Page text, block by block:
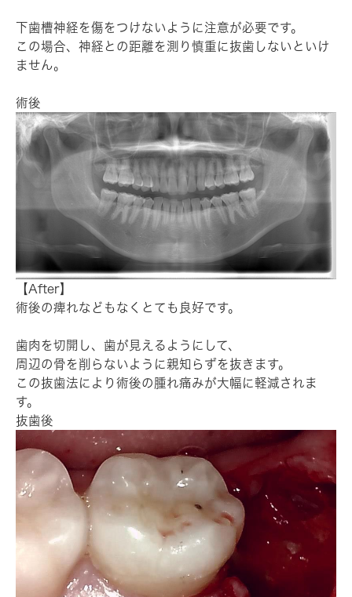
下歯槽神経を傷をつけないように注意が必要です。
この場合、神経との距離を測り慎重に抜歯しないといけ
ません。
術後
【After】
術後の痺れなどもなくとても良好です。
歯肉を切開し、歯が見えるようにして、
周辺の骨を削らないように親知らずを抜きます。
この抜歯法により術後の腫れ痛みが大幅に軽減されま
す。
抜歯後